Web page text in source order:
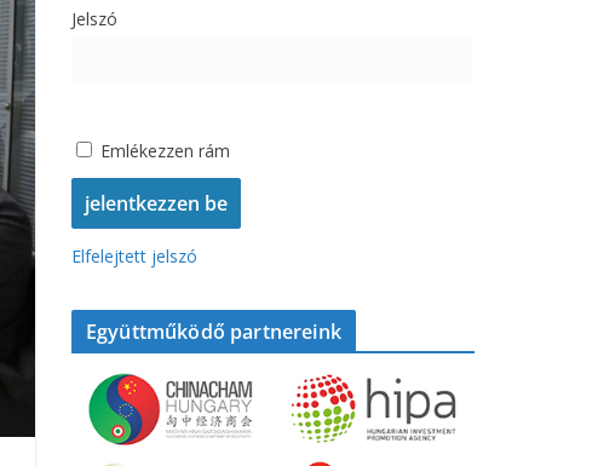
Jelszó
Emlékezzen rám
Elfelejtett jelszó
Együttműködő partnereink